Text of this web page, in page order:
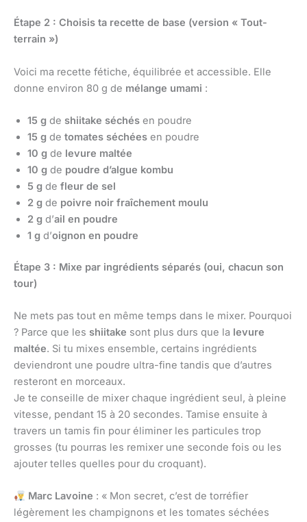
Étape 2 : Choisis ta recette de base (version « Tout-
terrain »)
Voici ma recette fétiche, équilibrée et accessible. Elle
donne environ 80 g de mélange umami :
15 g de shiitake séchés en poudre
15 g de tomates séchées en poudre
10 g de levure maltée
10 g de poudre d’algue kombu
5 g de fleur de sel
2 g de poivre noir fraîchement moulu
2 g d’ail en poudre
1 g d’oignon en poudre
Étape 3 : Mixe par ingrédients séparés (oui, chacun son
tour)
Ne mets pas tout en même temps dans le mixer. Pourquoi
? Parce que les shiitake sont plus durs que la levure
maltée. Si tu mixes ensemble, certains ingrédients
deviendront une poudre ultra-fine tandis que d’autres
resteront en morceaux.
Je te conseille de mixer chaque ingrédient seul, à pleine
vitesse, pendant 15 à 20 secondes. Tamise ensuite à
travers un tamis fin pour éliminer les particules trop
grosses (tu pourras les remixer une seconde fois ou les
ajouter telles quelles pour du croquant).
Marc Lavoine : « Mon secret, c’est de torréfier
légèrement les champignons et les tomates séchées